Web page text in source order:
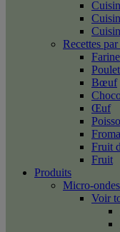
Recettes
Farine
Poulet
Bœuf
Œuf
Fruit
Fruit
Produits
Micro-ondes
Voir